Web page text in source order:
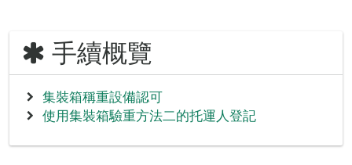
手續概覽
集裝箱稱重設備認可
使用集裝箱驗重方法二的托運人登記